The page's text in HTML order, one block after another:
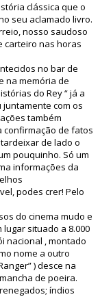
clássica que o
seu aclamado livro.
nosso saudoso
carteiro nas horas
no bar de
na memória de
do Rey “ já a
com os
também
confirmação de fatos
de lado o
pouquinho. Só um
informações da
podes crer! Pelo
do cinema mudo e
situado a 8.000
nacional , montado
nome a outro
) desce na
de poeira.
índios